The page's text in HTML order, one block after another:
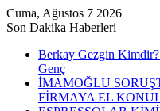
Cuma, Ağustos 7 2026
Son Dakika Haberleri
Berkay Gezgin Kimdir?
Genç
İMAMOĞLU
FİRMAYA EL